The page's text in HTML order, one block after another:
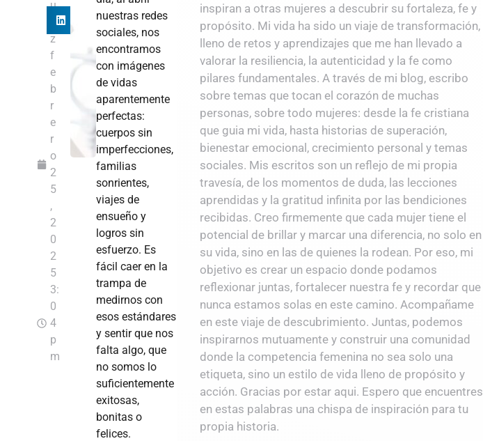
u
z
f
e
b
r
e
r
o
2
5
,
2
0
2
5
3:
0
4
p
m
nuestras redes
sociales, nos
encontramos
con imágenes
de vidas
aparentemente
perfectas:
cuerpos sin
imperfecciones,
familias
sonrientes,
viajes de
ensueño y
logros sin
esfuerzo. Es
fácil caer en la
trampa de
medirnos con
esos estándares
y sentir que nos
falta algo, que
no somos lo
suficientemente
exitosas,
bonitas o
felices.
inspiran a otras mujeres a descubrir su fortaleza, fe y
propósito. Mi vida ha sido un viaje de transformación,
lleno de retos y aprendizajes que me han llevado a
valorar la resiliencia, la autenticidad y la fe como
pilares fundamentales. A través de mi blog, escribo
sobre temas que tocan el corazón de muchas
personas, sobre todo mujeres: desde la fe cristiana
que guia mi vida, hasta historias de superación,
bienestar emocional, crecimiento personal y temas
sociales. Mis escritos son un reflejo de mi propia
travesía, de los momentos de duda, las lecciones
aprendidas y la gratitud infinita por las bendiciones
recibidas. Creo firmemente que cada mujer tiene el
potencial de brillar y marcar una diferencia, no solo en
su vida, sino en las de quienes la rodean. Por eso, mi
objetivo es crear un espacio donde podamos
reflexionar juntas, fortalecer nuestra fe y recordar que
nunca estamos solas en este camino. Acompañame
en este viaje de descubrimiento. Juntas, podemos
inspirarnos mutuamente y construir una comunidad
donde la competencia femenina no sea solo una
etiqueta, sino un estilo de vida lleno de propósito y
acción. Gracias por estar aqui. Espero que encuentres
en estas palabras una chispa de inspiración para tu
propia historia.